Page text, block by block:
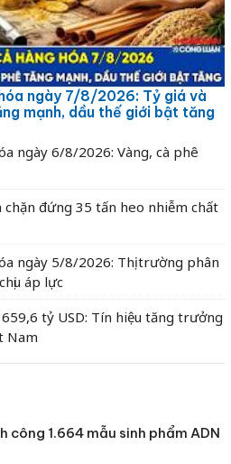
ngày 7/8/2026: Tỷ giá và
mạnh, dầu thế giới bật tăng
ngày 6/8/2026: Vàng, cà phê
đứng 35 tấn heo nhiễm chất
ngày 5/8/2026: Thị trường phân
áp lực
tỷ USD: Tín hiệu tăng trưởng
Nam
công 1.664 mẫu sinh phẩm ADN